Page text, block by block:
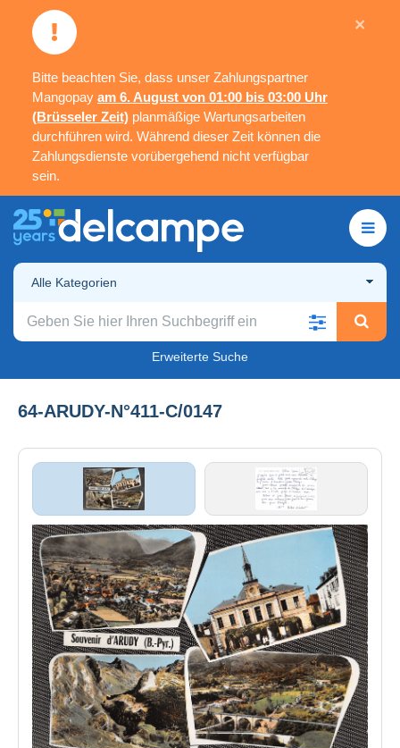
Bitte beachten Sie, dass unser Zahlungspartner
Mangopay am 6. August von 01:00 bis 03:00 Uhr
(Brüsseler Zeit) planmäßige Wartungsarbeiten
durchführen wird. Während dieser Zeit können die
Zahlungsdienste vorübergehend nicht verfügbar
sein.
×
Alle Kategorien
Erweiterte Suche
64-ARUDY-N°411-C/0147